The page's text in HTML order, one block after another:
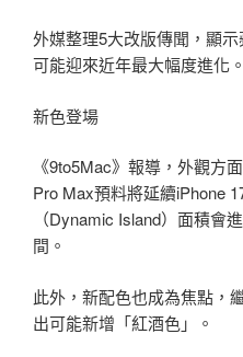
外媒整理5大改版傳聞，顯
可能迎來近年最大幅度進化。
新色登場
《9to5Mac》報導，外觀方
Pro Max預料將延續iPhone
（Dynamic Island）面積會
間。
此外，新配色也成為焦點，
出可能新增「紅酒色」。